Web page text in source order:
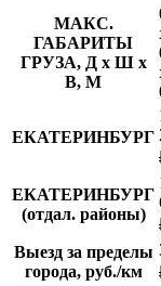
МАКС.
ГАБАРИТЫ
ГРУЗА, Д х Ш х
В, М
ЕКАТЕРИНБУРГ
ЕКАТЕРИНБУРГ
(отдал. районы)
Выезд за пределы
города, руб./км